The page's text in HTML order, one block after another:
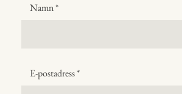
Namn*
E-postadress*